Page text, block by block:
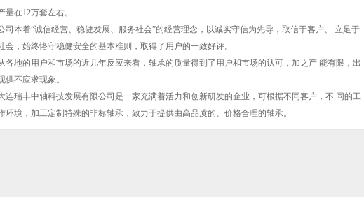
量在12万套左右。
司本着“诚信经营、稳健发展、服务社会”的经营理念，以诚实守信为先导，取信于客户、 立足于
会，始终恪守稳健安全的基本准则，取得了用户的一致好评。
各地的用户和市场的近几年反应来看，轴承的质量得到了用户和市场的认可，加之产 能有限，出
供不应求现象。
连瑞丰中轴科技发展有限公司是一家充满着活力和创新研发的企业，可根据不同客户，不 同的工
环境，加工定制特殊的非标轴承，致力于提供由高品质的、价格合理的轴承。